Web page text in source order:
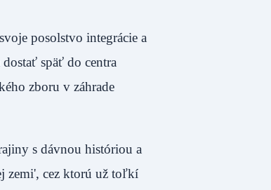
posolstvo integrácie a
späť do centra
zboru v záhrade
s dávnou históriou a
zemi', cez ktorú už toľkí